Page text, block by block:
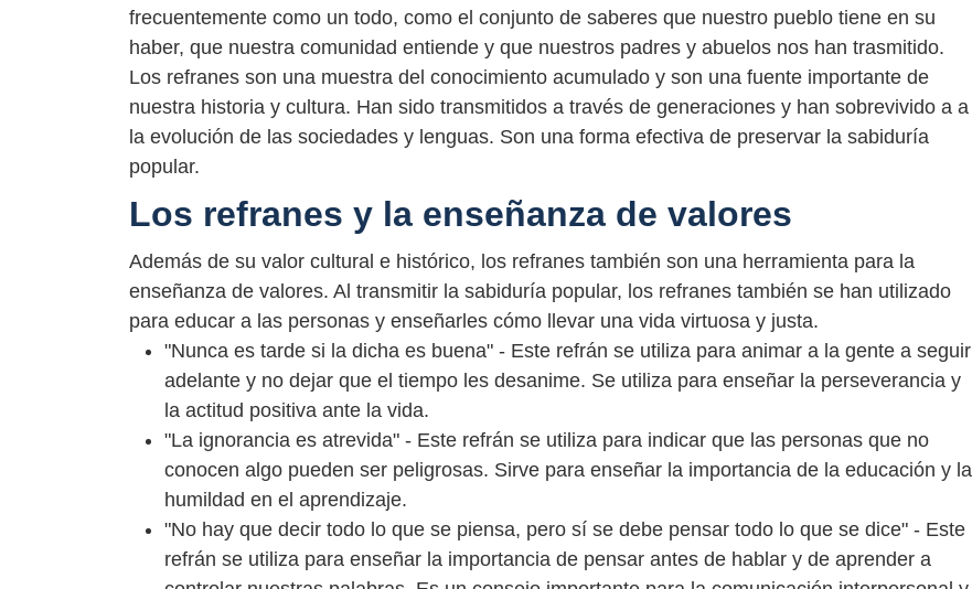
frecuentemente como un todo, como el conjunto de saberes que nuestro pueblo tiene en su
haber, que nuestra comunidad entiende y que nuestros padres y abuelos nos han trasmitido.
Los refranes son una muestra del conocimiento acumulado y son una fuente importante de
nuestra historia y cultura. Han sido transmitidos a través de generaciones y han sobrevivido a a
la evolución de las sociedades y lenguas. Son una forma efectiva de preservar la sabiduría
popular.
Los refranes y la enseñanza de valores
Además de su valor cultural e histórico, los refranes también son una herramienta para la
enseñanza de valores. Al transmitir la sabiduría popular, los refranes también se han utilizado
para educar a las personas y enseñarles cómo llevar una vida virtuosa y justa.
"Nunca es tarde si la dicha es buena" - Este refrán se utiliza para animar a la gente a seguir
adelante y no dejar que el tiempo les desanime. Se utiliza para enseñar la perseverancia y
la actitud positiva ante la vida.
"La ignorancia es atrevida" - Este refrán se utiliza para indicar que las personas que no
conocen algo pueden ser peligrosas. Sirve para enseñar la importancia de la educación y la
humildad en el aprendizaje.
"No hay que decir todo lo que se piensa, pero sí se debe pensar todo lo que se dice" - Este
refrán se utiliza para enseñar la importancia de pensar antes de hablar y de aprender a